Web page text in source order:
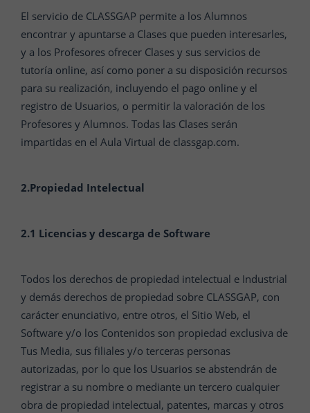
El servicio de CLASSGAP permite a los Alumnos
encontrar y apuntarse a Clases que pueden interesarles,
y a los Profesores ofrecer Clases y sus servicios de
tutoría online, así como poner a su disposición recursos
para su realización, incluyendo el pago online y el
registro de Usuarios, o permitir la valoración de los
Profesores y Alumnos. Todas las Clases serán
impartidas en el Aula Virtual de classgap.com.
2.Propiedad Intelectual
2.1 Licencias y descarga de Software
Todos los derechos de propiedad intelectual e Industrial
y demás derechos de propiedad sobre CLASSGAP, con
carácter enunciativo, entre otros, el Sitio Web, el
Software y/o los Contenidos son propiedad exclusiva de
Tus Media, sus filiales y/o terceras personas
autorizadas, por lo que los Usuarios se abstendrán de
registrar a su nombre o mediante un tercero cualquier
obra de propiedad intelectual, patentes, marcas y otros